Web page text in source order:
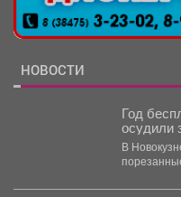
НОВОСТИ
Год
осудили
В
порезанные шины.